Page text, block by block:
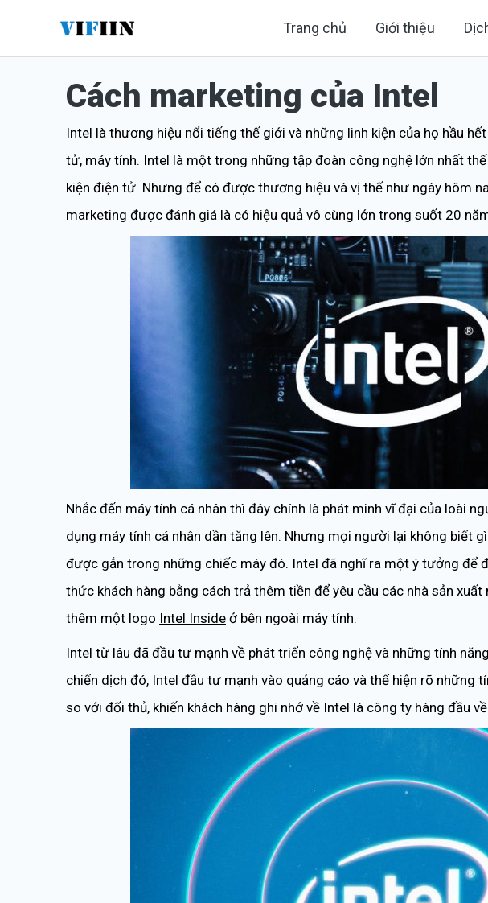
Trang chủ Giới thiệu
Cách marketing của Intel
Intel là thương hiệu nổi tiếng thế giới và những linh kiện của họ hầu
tử, máy tính. Intel là một trong những tập đoàn công nghệ lớn nhất
kiện điện tử. Nhưng để có được thương hiệu và vị thế như ngày hôm
marketing được đánh giá là có hiệu quả vô cùng lớn trong suốt 20
Nhắc đến máy tính cá nhân thì đây chính là phát minh vĩ đại của loài
dụng máy tính cá nhân dần tăng lên. Nhưng mọi người lại không biết
được gắn trong những chiếc máy đó. Intel đã nghĩ ra một ý tưởng để
thức khách hàng bằng cách trả thêm tiền để yêu cầu các nhà sản
thêm một logo Intel Inside ở bên ngoài máy tính.
Intel từ lâu đã đầu tư mạnh về phát triển công nghệ và những tính
chiến dịch đó, Intel đầu tư mạnh vào quảng cáo và thể hiện rõ những
so với đối thủ, khiến khách hàng ghi nhớ về Intel là công ty hàng đầu